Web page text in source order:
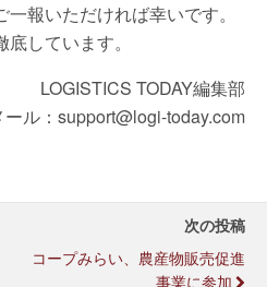
報いただければ幸いです。
しています。
LOGISTICS TODAY編集部
ール：support@logi-today.com
次の投稿
コープみらい、農産物販売促進
事業に参加